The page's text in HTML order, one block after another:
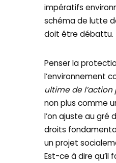
impératifs
schéma de lutte
doit être débattu.
Penser la
l’environnement
ultime de l’action
non plus comme
l’on ajuste au gré
droits
un projet
Est-ce à dire qu’il